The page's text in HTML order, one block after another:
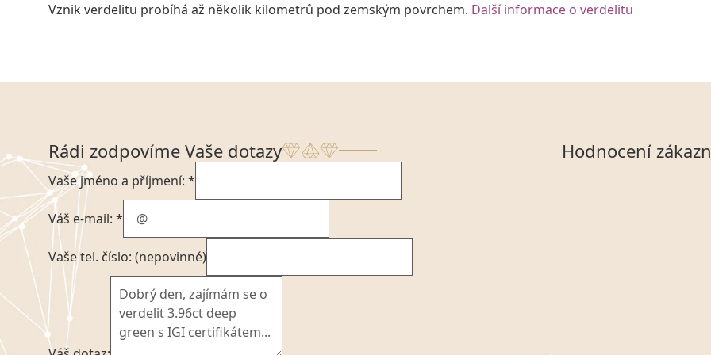
Vznik verdelitu probíhá až několik kilometrů pod zemským povrchem. Další informace o verdelitu
Rádi zodpovíme Vaše dotazy
Vaše jméno a příjmení: *
Váš e-mail: *
Vaše tel. číslo: (nepovinné)
Hodnocení